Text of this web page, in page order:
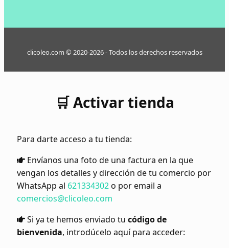
clicoleo.com © 2020-2026 - Todos los derechos reservados
🛒 Activar tienda
Para darte acceso a tu tienda:
Envíanos una foto de una factura en la que
vengan los detalles y dirección de tu comercio por
WhatsApp al 621334302o por email a
comercios@clicoleo.com
Si ya te hemos enviado tu código de
bienvenida, introdúcelo aquí para acceder: